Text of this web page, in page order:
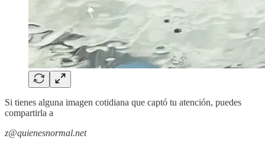
Si tienes alguna imagen cotidiana que captó tu atención, puedes
compartirla a
z@quienesnormal.net